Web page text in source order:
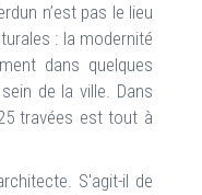
n’est pas le lieu
: la modernité
dans quelques
de la ville. Dans
travées est tout à
S'agit-il de